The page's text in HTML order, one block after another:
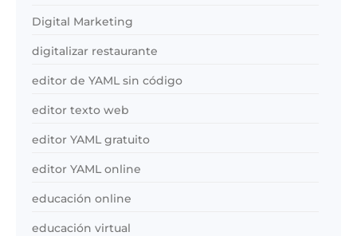
Digital Marketing
digitalizar restaurante
editor de YAML sin código
editor texto web
editor YAML gratuito
editor YAML online
educación online
educación virtual